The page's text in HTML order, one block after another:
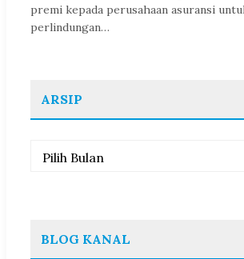
premi kepada perusahaan asuransi
perlindungan…
ARSIP
Arsip
BLOG KANAL